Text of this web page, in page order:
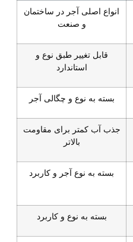
انواع اصلی آجر در ساختمان
و صنعت
قابل تغییر طبق نوع و
استاندارد
بسته به نوع و چگالی آجر
جذب آب کمتر برای مقاومت
بالاتر
بسته به نوع آجر و کاربرد
بسته به نوع و کاربرد